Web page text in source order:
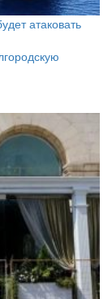
атаковать